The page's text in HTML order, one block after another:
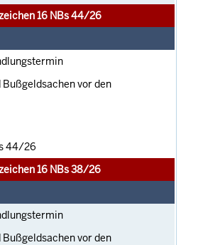
16 NBs 44/26
Bußgeldsachen vor den
44/26
16 NBs 38/26
Bußgeldsachen vor den